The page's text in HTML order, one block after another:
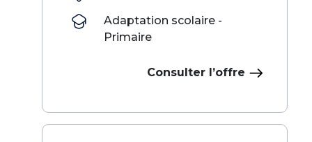
Adaptation scolaire -
Primaire
Consulter l’offre